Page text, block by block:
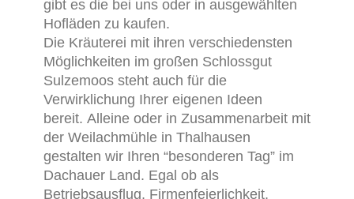
gibt es die bei uns oder in ausgewählten
Hofläden zu kaufen.
Die Kräuterei mit ihren verschiedensten
Möglichkeiten im großen Schlossgut
Sulzemoos steht auch für die
Verwirklichung Ihrer eigenen Ideen
bereit. Alleine oder in Zusammenarbeit mit
der Weilachmühle in Thalhausen
gestalten wir Ihren “besonderen Tag” im
Dachauer Land. Egal ob als
Betriebsausflug, Firmenfeierlichkeit,